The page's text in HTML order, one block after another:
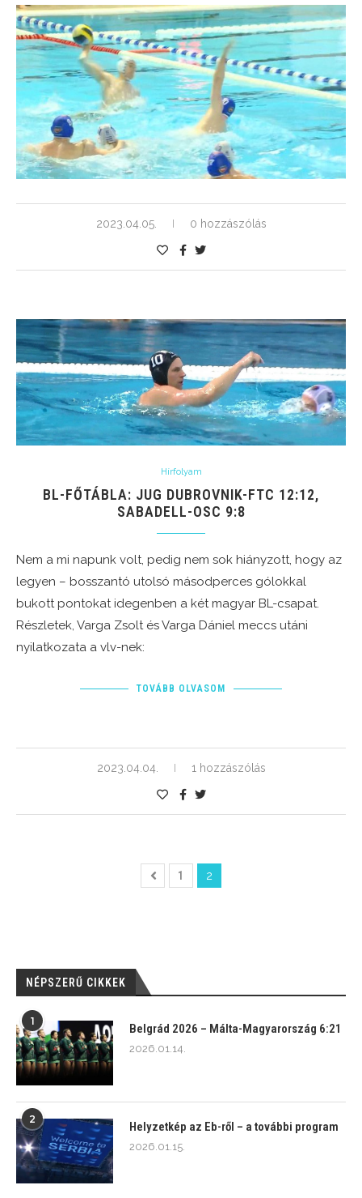
2023.04.05. 0 hozzászólás
Hírfolyam
BL-FŐTÁBLA: JUG DUBROVNIK-FTC 12:12,
SABADELL-OSC 9:8
Nem a mi napunk volt, pedig nem sok hiányzott, hogy az
legyen – bosszantó utolsó másodperces gólokkal
bukott pontokat idegenben a két magyar BL-csapat.
Részletek, Varga Zsolt és Varga Dániel meccs utáni
nyilatkozata a vlv-nek:
TOVÁBB OLVASOM
2023.04.04. 1 hozzászólás
1 2
NÉPSZERŰ CIKKEK
1
Belgrád 2026 – Málta-Magyarország 6:21
2026.01.14.
2
Helyzetkép az Eb-ről – a további program
2026.01.15.